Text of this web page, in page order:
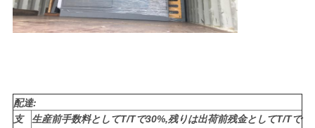
配達:
支
生産前手数料としてT/Tで30%,残りは出荷前残金としてT/Tで